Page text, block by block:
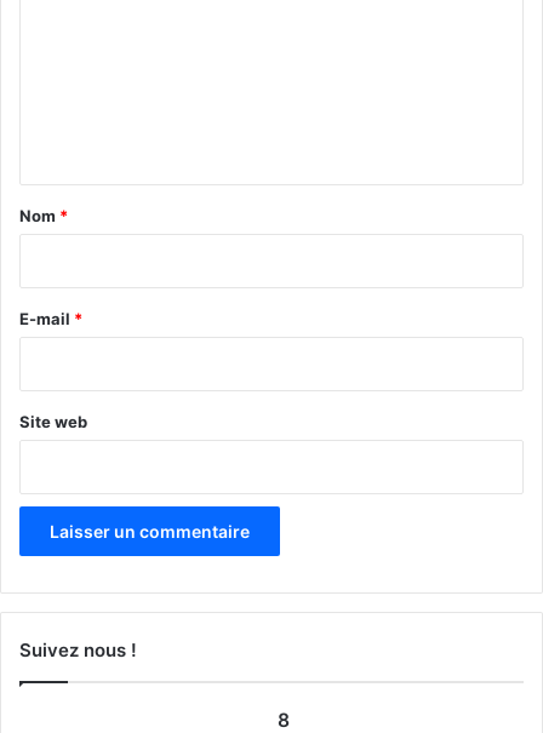
a
e
Nom *
E-mail *
Site web
Suivez nous !
8